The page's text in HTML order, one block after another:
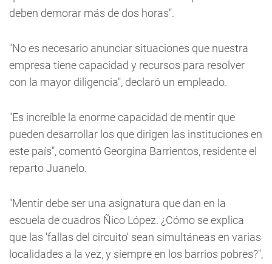
deben demorar más de dos horas".
"No es necesario anunciar situaciones que nuestra
empresa tiene capacidad y recursos para resolver
con la mayor diligencia", declaró un empleado.
"Es increíble la enorme capacidad de mentir que
pueden desarrollar los que dirigen las instituciones en
este país", comentó Georgina Barrientos, residente el
reparto Juanelo.
"Mentir debe ser una asignatura que dan en la
escuela de cuadros Ñico López. ¿Cómo se explica
que las 'fallas del circuito' sean simultáneas en varias
localidades a la vez, y siempre en los barrios pobres?",